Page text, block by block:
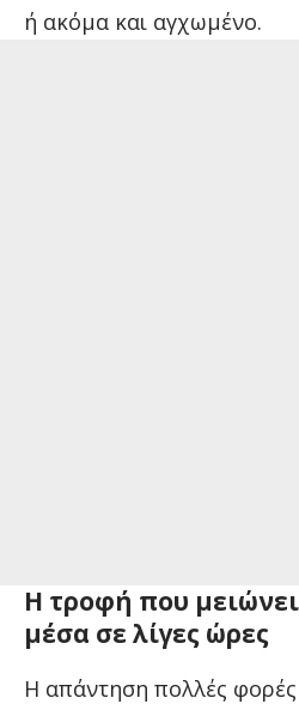
ή ακόμα και αγχωμένο.
Η τροφή που
μέσα σε λίγες ώρες
Η απάντηση πολλές φορές